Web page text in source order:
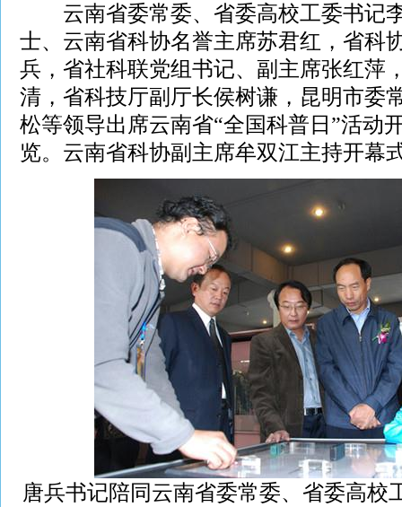
云南省委常委、省委高校工委书记
士、云南省科协名誉主席苏君红，省科
兵，省社科联党组书记、副主席张红萍
清，省科技厅副厅长侯树谦，昆明市委
松等领导出席云南省“全国科普日”活动
览。云南省科协副主席牟双江主持开幕
唐兵书记陪同云南省委常委、省委高校